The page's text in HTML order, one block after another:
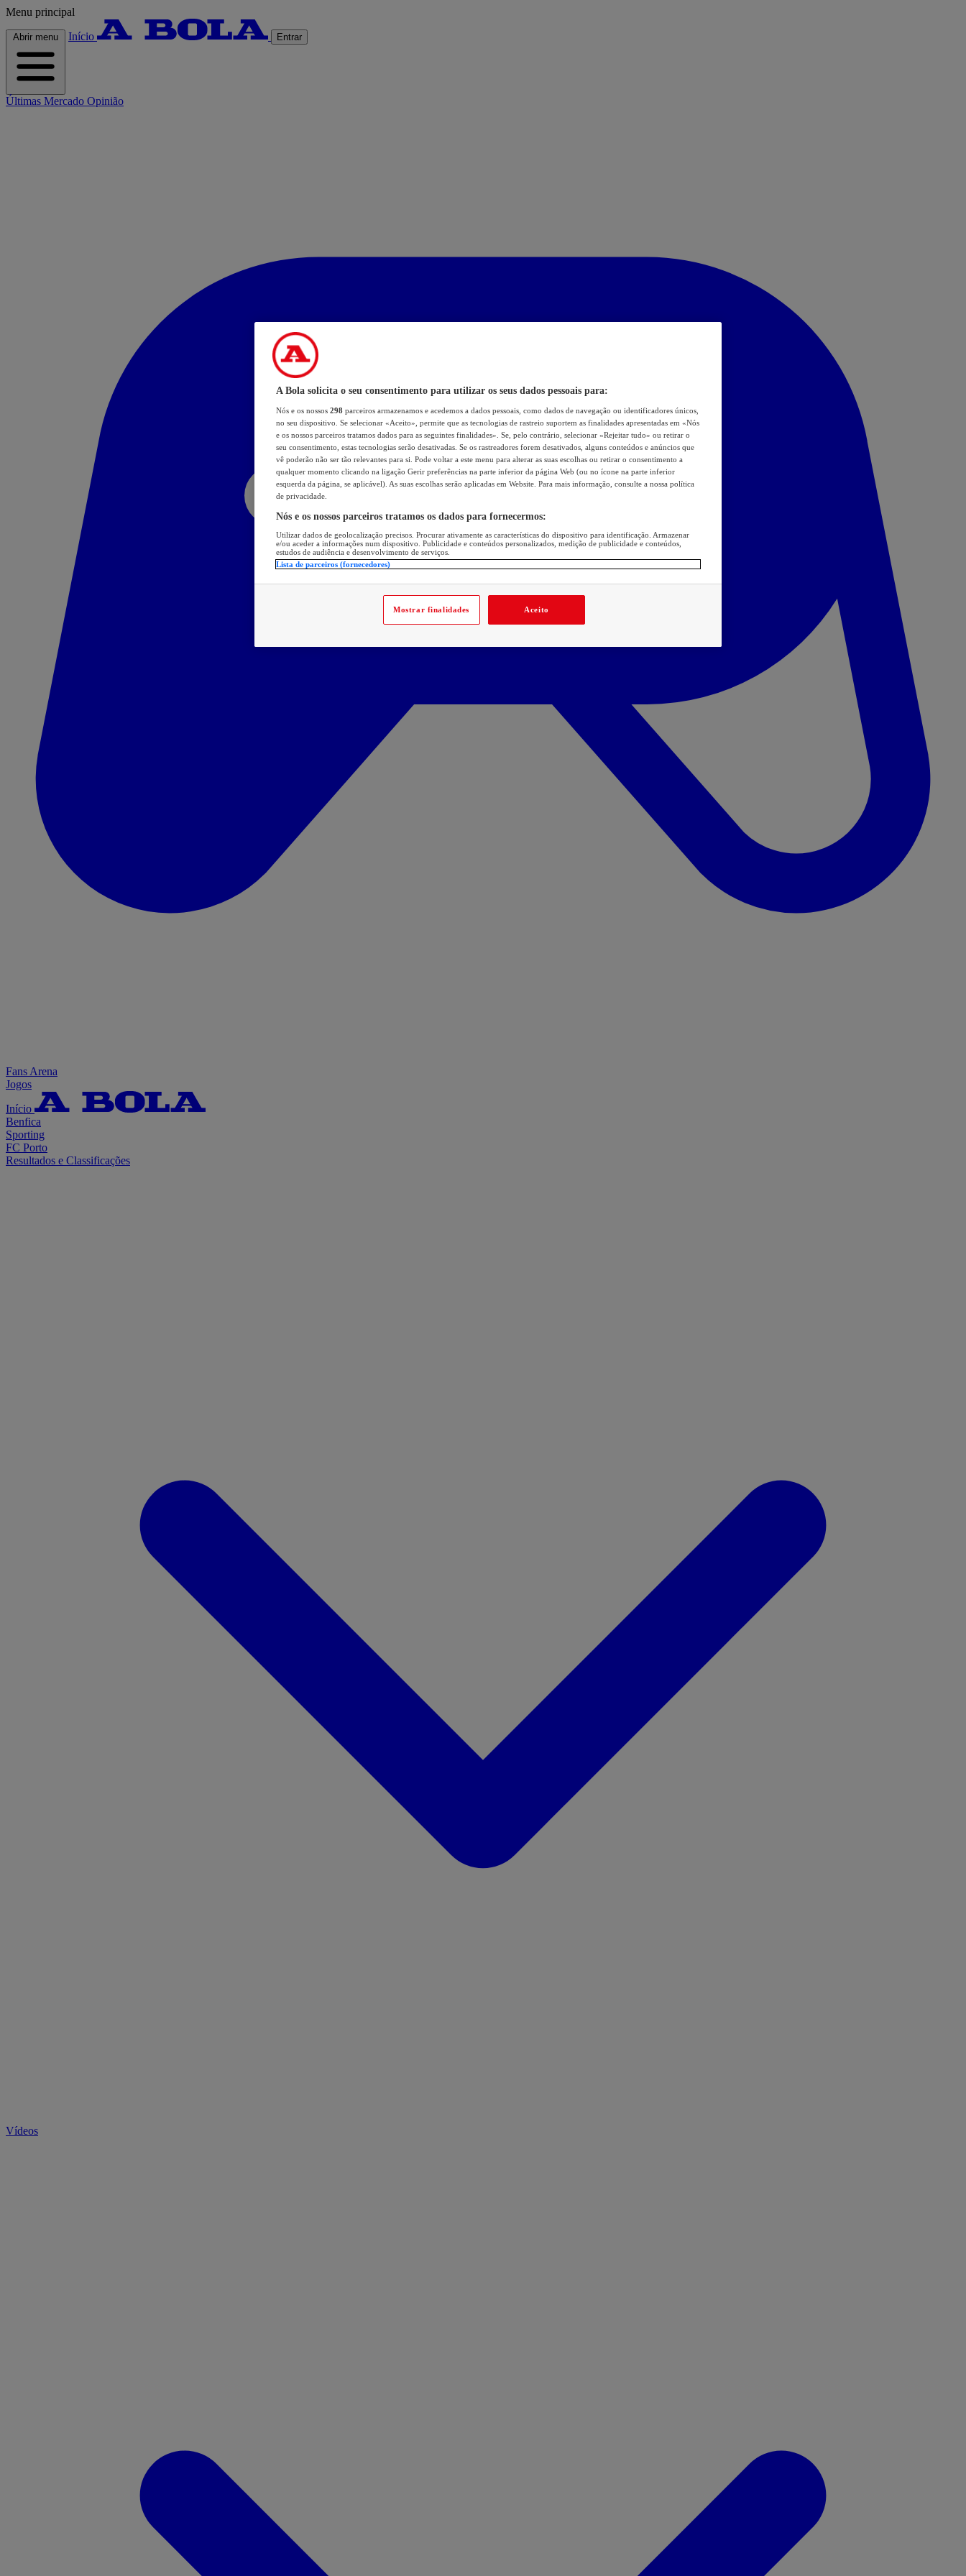
Menu principal
Abrir menu Início Entrar
Últimas Mercado Opinião
Fans Arena
Jogos
Início
Benfica
Sporting
FC Porto
Resultados e Classificações
Vídeos
A Bola solicita o seu consentimento para utilizar os seus dados pessoais para:
Nós e os nossos 298 parceiros armazenamos e acedemos a dados pessoais, como dados de navegação ou identificadores únicos,
no seu dispositivo. Se selecionar «Aceito», permite que as tecnologias de rastreio suportem as finalidades apresentadas em «Nós
e os nossos parceiros tratamos dados para as seguintes finalidades». Se, pelo contrário, selecionar «Rejeitar tudo» ou retirar o
seu consentimento, estas tecnologias serão desativadas. Se os rastreadores forem desativados, alguns conteúdos e anúncios que
vê poderão não ser tão relevantes para si. Pode voltar a este menu para alterar as suas escolhas ou retirar o consentimento a
qualquer momento clicando na ligação Gerir preferências na parte inferior da página Web (ou no ícone na parte inferior
esquerda da página, se aplicável). As suas escolhas serão aplicadas em Website. Para mais informação, consulte a nossa política
de privacidade.
Nós e os nossos parceiros tratamos os dados para fornecermos:
Utilizar dados de geolocalização precisos. Procurar ativamente as características do dispositivo para identificação. Armazenar
e/ou aceder a informações num dispositivo. Publicidade e conteúdos personalizados, medição de publicidade e conteúdos,
estudos de audiência e desenvolvimento de serviços.
Lista de parceiros (fornecedores)
Mostrar finalidades Aceito